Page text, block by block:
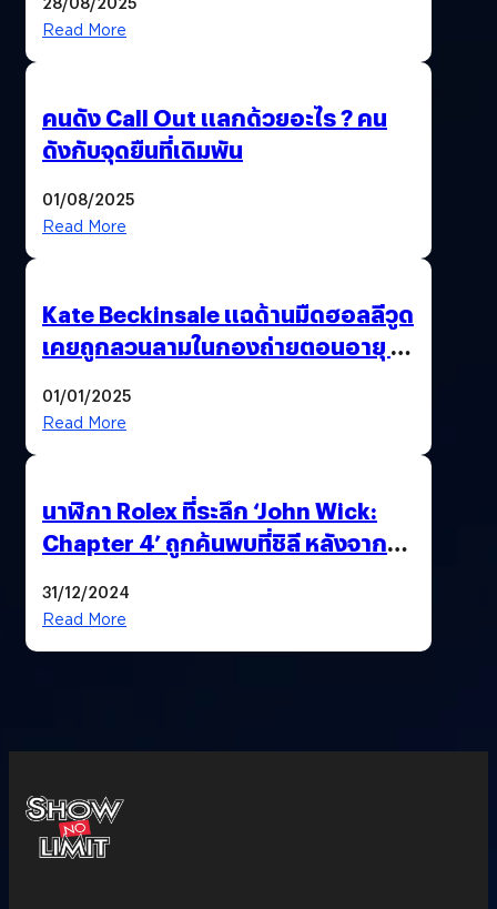
Read More
คนดัง Call Out แลกด้วยอะไร ? คน
ดังกับจุดยืนที่เดิมพัน
01/08/2025
Read More
Kate Beckinsale แฉด้านมืดฮอลลีวูด
เคยถูกลวนลามในกองถ่ายตอนอายุ 18
01/01/2025
Read More
นาฬิกา Rolex ที่ระลึก ‘John Wick:
Chapter 4’ ถูกค้นพบที่ชิลี หลังจาก
ก่อน
31/12/2024
Read More